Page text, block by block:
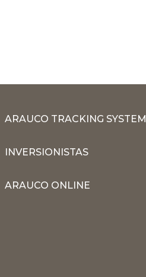
ARAUCO TRACKING SYSTEM
INVERSIONISTAS
ARAUCO ONLINE